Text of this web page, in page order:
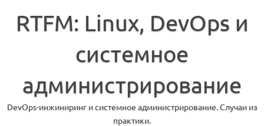
содержимому
RTFM: Linux, DevOps и
системное
администрирование
DevOps-инжиниринг и системное администрирование. Случаи из
практики.